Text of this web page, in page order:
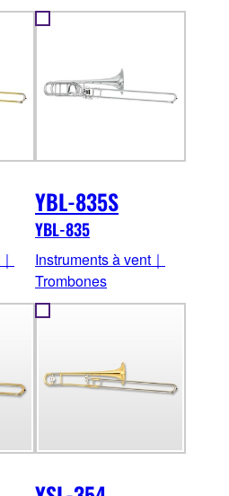
YBL-835S
YBL-835
Instruments à vent｜
Trombones